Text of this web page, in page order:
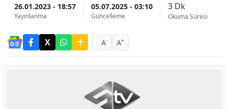
26.01.2023 - 18:57
Yayınlanma
05.07.2025 - 03:10
Güncelleme
3 Dk
Okuma Süresi
A- A+